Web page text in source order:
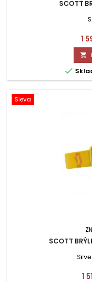
SCOTT
1


Sleva
SCOTT
1